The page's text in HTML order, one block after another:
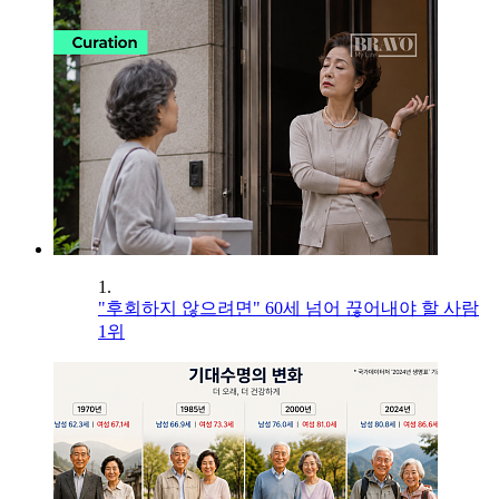
1.
"후회하지 않으려면" 60세 넘어 끊어내야 할 사람
1위